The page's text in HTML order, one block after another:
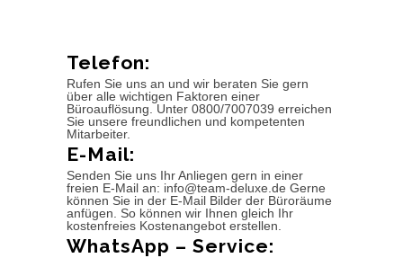
Telefon:
Rufen Sie uns an und wir beraten Sie gern
über alle wichtigen Faktoren einer
Büroauflösung. Unter 0800/7007039 erreichen
Sie unsere freundlichen und kompetenten
Mitarbeiter.
E-Mail:
Senden Sie uns Ihr Anliegen gern in einer
freien E-Mail an: info@team-deluxe.de Gerne
können Sie in der E-Mail Bilder der Büroräume
anfügen. So können wir Ihnen gleich Ihr
kostenfreies Kostenangebot erstellen.
WhatsApp – Service: